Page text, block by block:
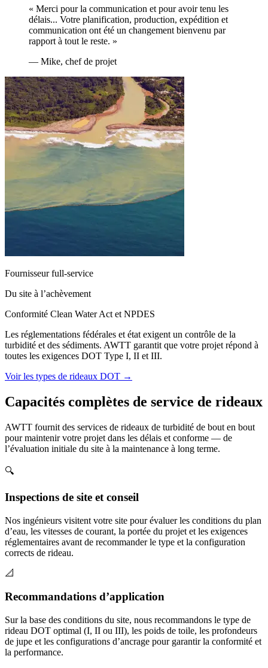
« Merci pour la communication et pour avoir tenu les
délais... Votre planification, production, expédition et
communication ont été un changement bienvenu par
rapport à tout le reste. »
— Mike, chef de projet
Fournisseur full-service
Du site à l’achèvement
Conformité Clean Water Act et NPDES
Les réglementations fédérales et état exigent un contrôle de la
turbidité et des sédiments. AWTT garantit que votre projet répond à
toutes les exigences DOT Type I, II et III.
Voir les types de rideaux DOT →
Capacités complètes de service de rideaux
AWTT fournit des services de rideaux de turbidité de bout en bout
pour maintenir votre projet dans les délais et conforme — de
l’évaluation initiale du site à la maintenance à long terme.
🔍
Inspections de site et conseil
Nos ingénieurs visitent votre site pour évaluer les conditions du plan
d’eau, les vitesses de courant, la portée du projet et les exigences
réglementaires avant de recommander le type et la configuration
corrects de rideau.
📐
Recommandations d’application
Sur la base des conditions du site, nous recommandons le type de
rideau DOT optimal (I, II ou III), les poids de toile, les profondeurs
de jupe et les configurations d’ancrage pour garantir la conformité et
la performance.